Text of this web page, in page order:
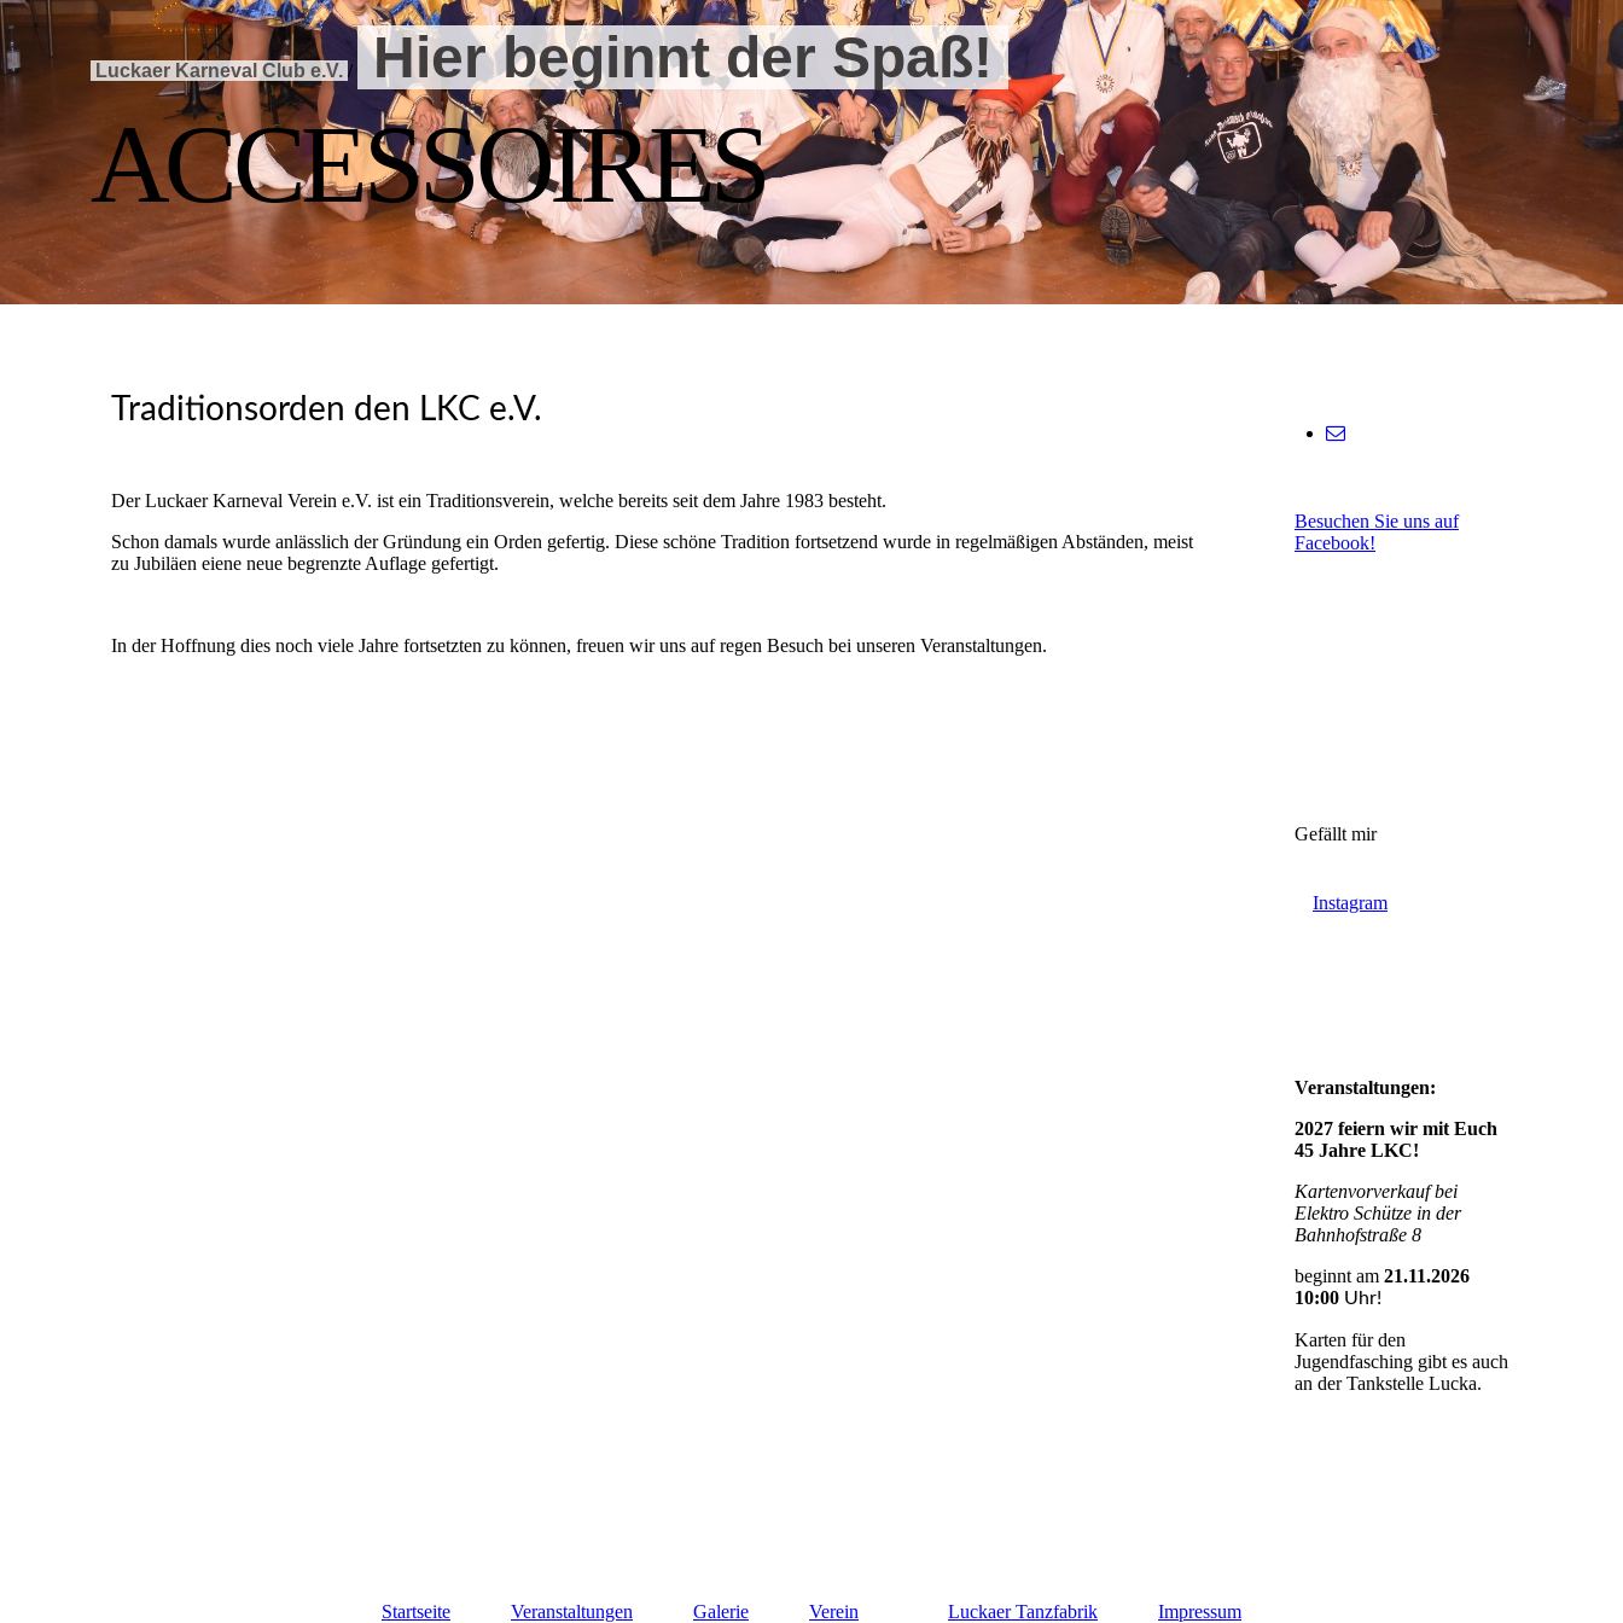
Luckaer Karneval Club e.V. /Hier beginnt der Spaß!
ACCESSOIRES
Traditionsorden den LKC e.V.
Der Luckaer Karneval Verein e.V. ist ein Traditionsverein, welche bereits seit dem Jahre 1983 besteht.
Schon damals wurde anlässlich der Gründung ein Orden gefertig. Diese schöne Tradition fortsetzend wurde in regelmäßigen Abständen, meist
zu Jubiläen eiene neue begrenzte Auflage gefertigt.
In der Hoffnung dies noch viele Jahre fortsetzten zu können, freuen wir uns auf regen Besuch bei unseren Veranstaltungen.
Besuchen Sie uns auf
Facebook!
Gefällt mir
Instagram
Veranstaltungen:
2027 feiern wir mit Euch
45 Jahre LKC!
Kartenvorverkauf bei
Elektro Schütze in der
Bahnhofstraße 8
beginnt am 21.11.2026
10:00 Uhr!
Karten für den
Jugendfasching gibt es auch
an der Tankstelle Lucka.
Startseite Veranstaltungen Galerie Verein Luckaer Tanzfabrik Impressum